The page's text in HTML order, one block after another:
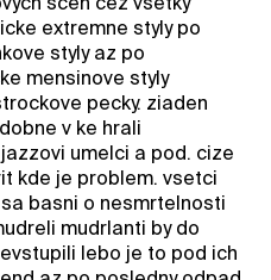
extremne styly po
styly az po
mensinove styly
pecky. ziaden
v ke hrali
umelci a pod. cize
kde je problem. vsetci
basni o nesmrtelnosti
mudrlanti by do
lebo je to pod ich